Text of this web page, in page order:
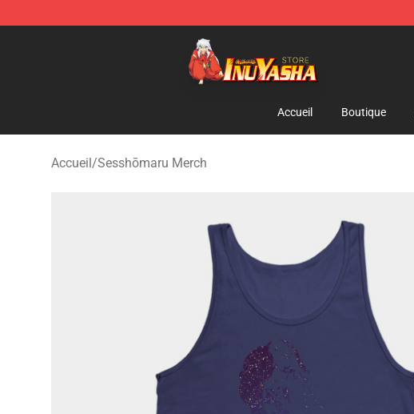
Inuyasha Store - Official Inuyasha Merchandise Shop
Accueil Boutique
Accueil/Sesshōmaru Merch